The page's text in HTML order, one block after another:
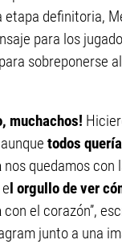
etapa definitoria,
para los
sobreponerse
muchachos!
todos
nos quedamos con
l orgullo de ver
con el corazón”,
junto a una